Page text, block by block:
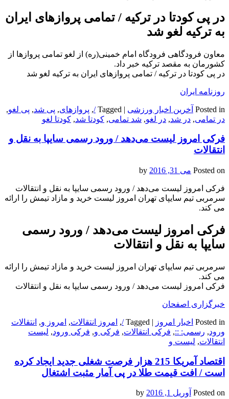
در پی کودتا در ترکیه / تمامی پروازهای ایران
به ترکیه لغو شد
معاون فرودگاهی فرودگاه امام خمینی(ره) از لغو تمامی پروازها از
کشورمان به مقصد ترکیه خبر داد.
در پی کودتا در ترکیه / تمامی پروازهای ایران به ترکیه لغو شد
روزنامه ایران
Posted in آخرین اخبار ورزشی |
Tagged
/
, پروازهای, پی شد, پی لغو,
در تمامی, در شد, در لغو, شد تمامی, کودتا شد, کودتا لغو
فرکی امروز لیست می‌دهد / ورود رسمی سایپا به نقل و
انتقالات
Posted on می 31, 2016
فرکی امروز لیست می‌دهد / ورود رسمی سایپا به نقل و انتقالات
سرمربی تیم سایپای تهران امروز لیست خرید و مازاد تیمش را ارائه
می کند.
فرکی امروز لیست می‌دهد / ورود رسمی
سایپا به نقل و انتقالات
سرمربی تیم سایپای تهران امروز لیست خرید و مازاد تیمش را ارائه
می کند.
فرکی امروز لیست می‌دهد / ورود رسمی سایپا به نقل و انتقالات
خبرگزاری اصفحان
Posted in اخبار امروز |
Tagged
/
, امروز انتقالات, امروز و, انتقالات
ورود, رسمی: ::, فرکی انتقالات, فرکی و, فرکی ورود, لیست
انتقالات, لیست و
اقتصاد آمریکا 215 هزار فرصت شغلی جدید ایجاد کرده
است / افت قیمت طلا در پی آمار مثبت اشتغال
Posted on آوریل 1, 2016